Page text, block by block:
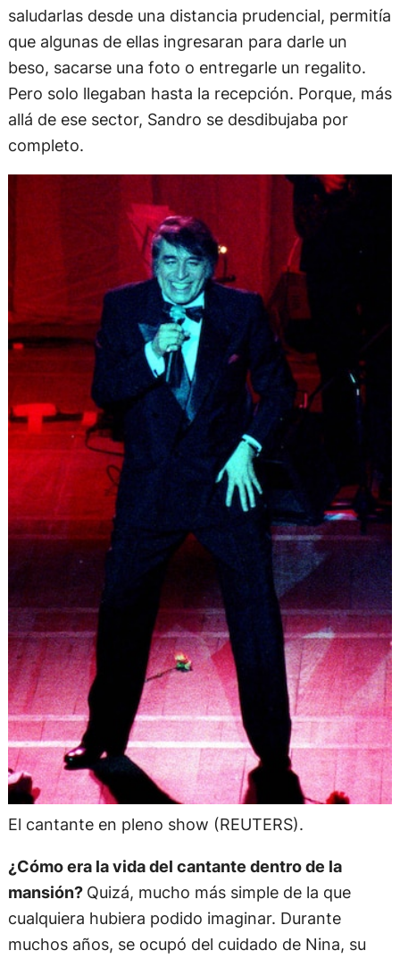
saludarlas desde una distancia prudencial, permitía
que algunas de ellas ingresaran para darle un
beso, sacarse una foto o entregarle un regalito.
Pero solo llegaban hasta la recepción. Porque, más
allá de ese sector, Sandro se desdibujaba por
completo.
El cantante en pleno show (REUTERS).
¿Cómo era la vida del cantante dentro de la
mansión? Quizá, mucho más simple de la que
cualquiera hubiera podido imaginar. Durante
muchos años, se ocupó del cuidado de Nina, su